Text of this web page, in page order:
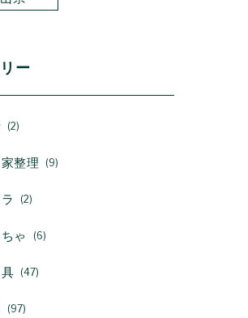
ー
2
整理 9
2
ゃ 6
47
97